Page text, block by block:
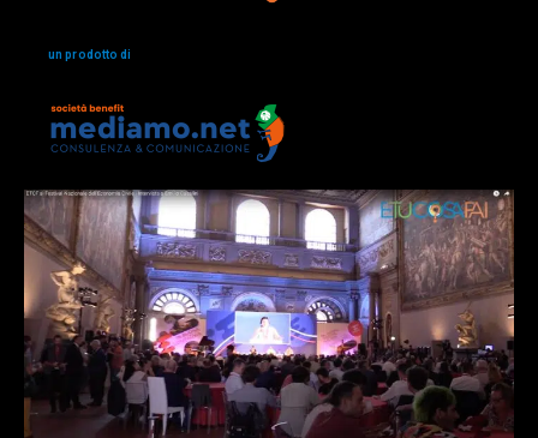
un prodotto di